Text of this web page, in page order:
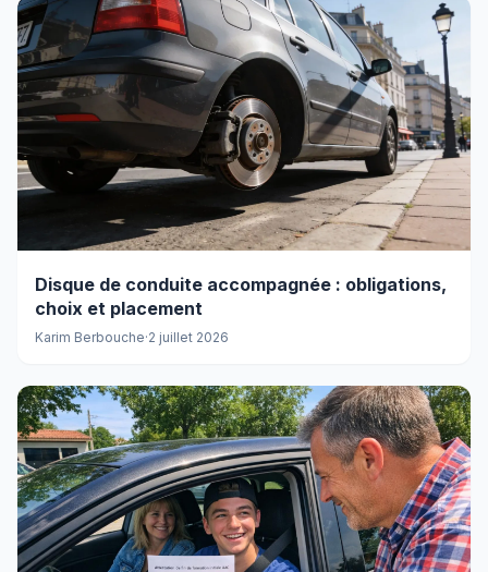
Disque de conduite accompagnée : obligations,
choix et placement
Karim Berbouche·2 juillet 2026